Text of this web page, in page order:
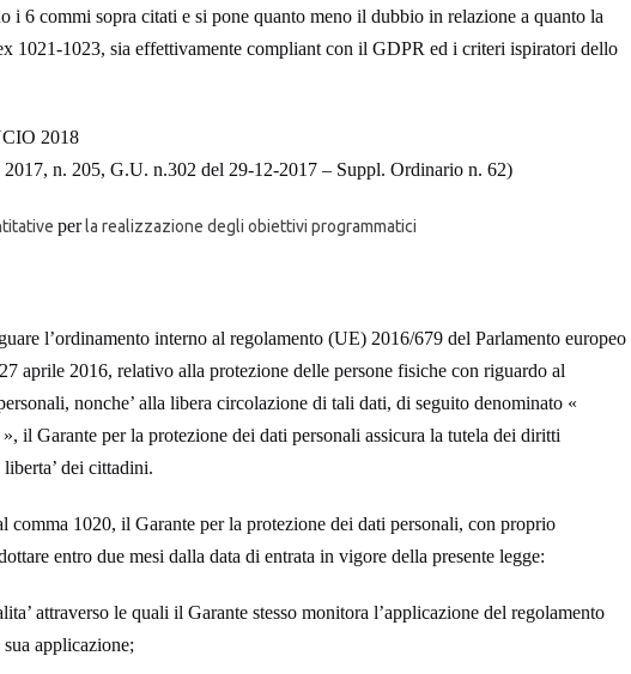
i 6 commi sopra citati e si pone quanto meno il dubbio in relazione a quanto la
1021-1023, sia effettivamente compliant con il GDPR ed i criteri ispiratori dello
2018
2017, n. 205, G.U. n.302 del 29-12-2017 – Suppl. Ordinario n. 62)
perla realizzazione degli obiettivi programmatici
l’ordinamento interno al regolamento (UE) 2016/679 del Parlamento europeo
aprile 2016, relativo alla protezione delle persone fisiche con riguardo al
nonche’ alla libera circolazione di tali dati, di seguito denominato «
il Garante per la protezione dei dati personali assicura la tutela dei diritti
dei cittadini.
comma 1020, il Garante per la protezione dei dati personali, con proprio
entro due mesi dalla data di entrata in vigore della presente legge:
attraverso le quali il Garantestesso monitora l’applicazione del regolamento
applicazione;